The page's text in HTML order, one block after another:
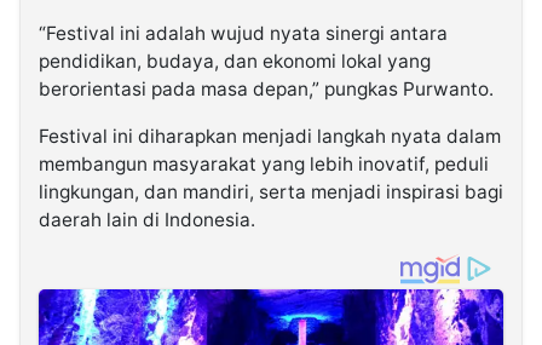
“Festival ini adalah wujud nyata sinergi antara
pendidikan, budaya, dan ekonomi lokal yang
berorientasi pada masa depan,” pungkas Purwanto.
Festival ini diharapkan menjadi langkah nyata dalam
membangun masyarakat yang lebih inovatif, peduli
lingkungan, dan mandiri, serta menjadi inspirasi bagi
daerah lain di Indonesia.